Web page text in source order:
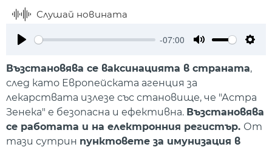
Слушай новината
-07:00
Възстановява се ваксинацията в страната,
след като Европейската агенция за
лекарствата излезе със становище, че "Астра
Зенека" е безопасна и ефективна. Възстановява
се работата и на електронния регистър. От
тази сутрин пунктовете за имунизация в